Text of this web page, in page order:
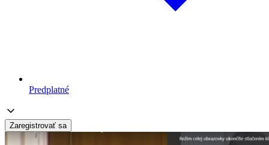
Predplatné
Zaregistrovať sa